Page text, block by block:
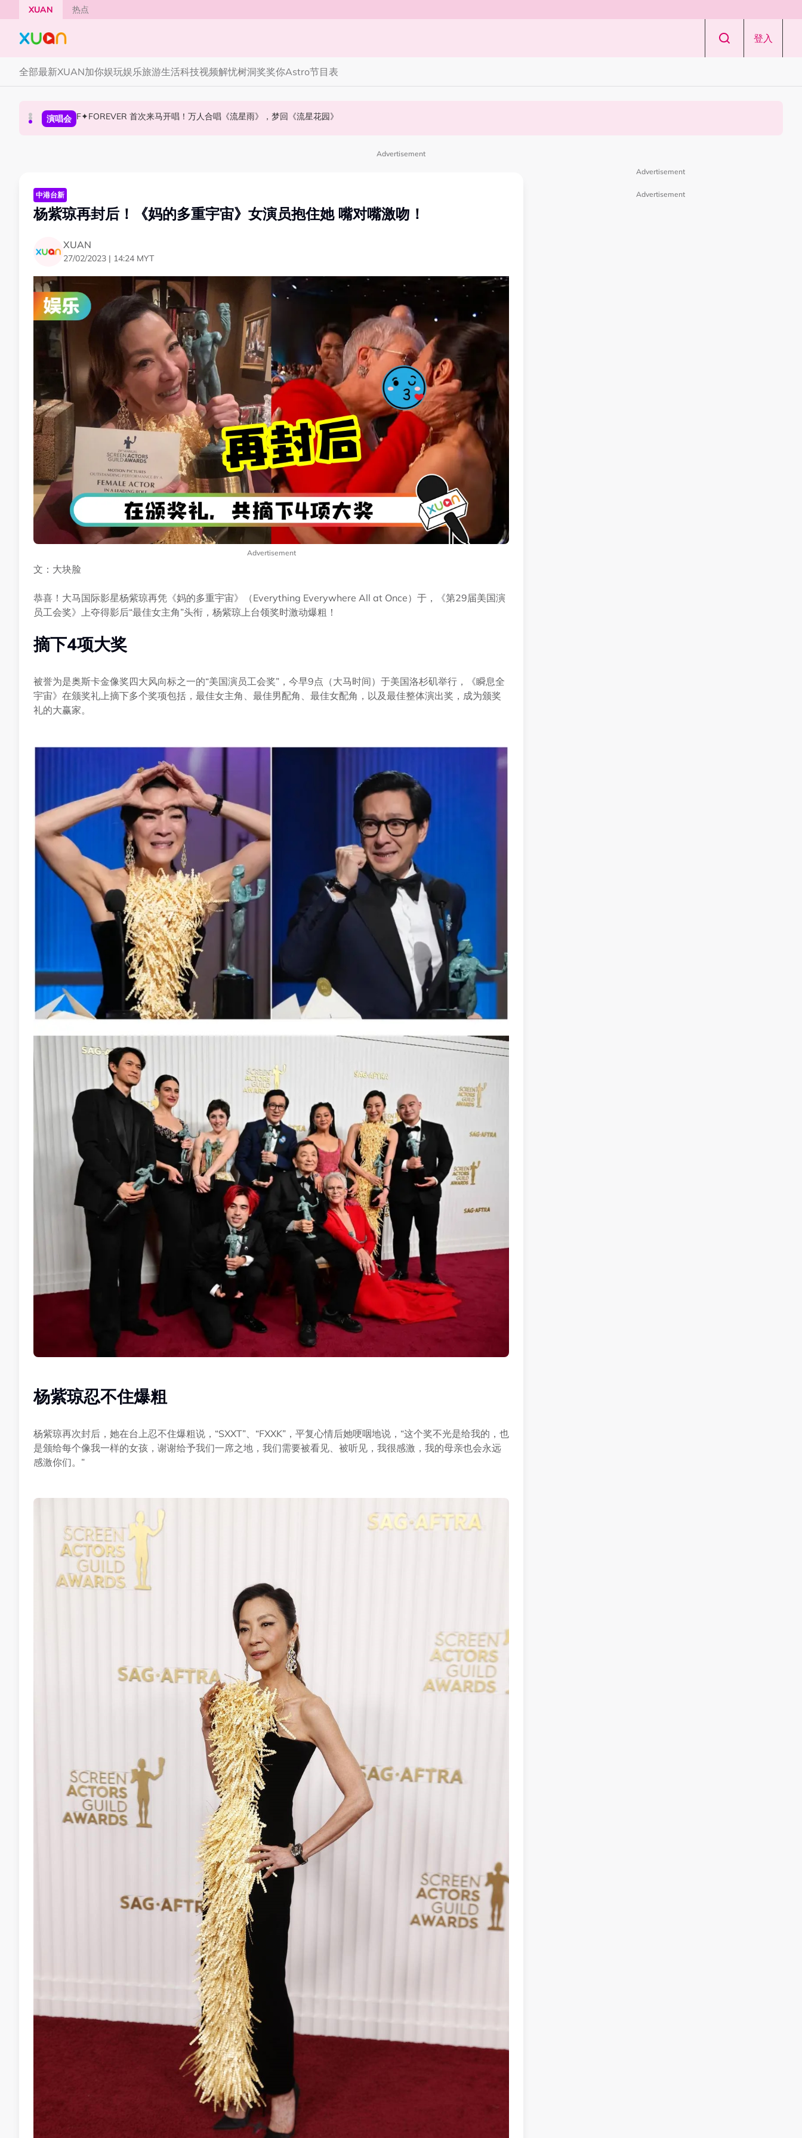
Skip to main content
XUAN 热点
登入
全部最新XUAN加你娱玩娱乐旅游生活科技视频解忧树洞奖奖你Astro节目表
国际星闻 张员瑛频陷耍大牌争议！首度吐心声：真相终究会浮出水面！
演唱会 F✦FOREVER 首次来马开唱！万人合唱《流星雨》，梦回《流星花园》
国际星闻 CORTIS MARTIN一开口就沦陷！深情演绎JANNABI歌曲获网友狂赞！
Advertisement
中港台新
杨紫琼再封后！《妈的多重宇宙》女演员抱住她 嘴对嘴激吻！
XUAN
27/02/2023 | 14:24 MYT
Advertisement
文：大块脸
恭喜！大马国际影星杨紫琼再凭《妈的多重宇宙》（Everything Everywhere All at Once）于，《第29届美国演
员工会奖》上夺得影后“最佳女主角”头衔，杨紫琼上台领奖时激动爆粗！
摘下4项大奖
被誉为是奥斯卡金像奖四大风向标之一的“美国演员工会奖”，今早9点（大马时间）于美国洛杉矶举行，《瞬息全
宇宙》在颁奖礼上摘下多个奖项包括，最佳女主角、最佳男配角、最佳女配角，以及最佳整体演出奖，成为颁奖
礼的大赢家。
杨紫琼忍不住爆粗
杨紫琼再次封后，她在台上忍不住爆粗说，“SXXT”、“FXXK”，平复心情后她哽咽地说，“这个奖不光是给我的，也
是颁给每个像我一样的女孩，谢谢给予我们一席之地，我们需要被看见、被听见，我很感激，我的母亲也会永远
感激你们。”
Advertisement
Advertisement